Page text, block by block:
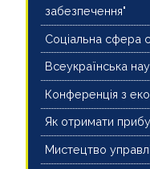
забезпечення"
Соціальна сфера
Всеукраїнська
Конференція з
Як отримати
Мистецтво